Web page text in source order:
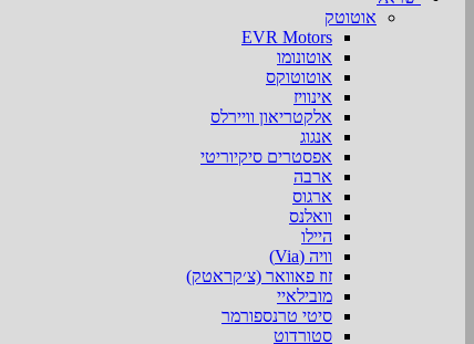
אוטוטק
EVR Motors
אוטונומו
אוטוטוקס
אינוויז
אלקטריאון וויירלס
אנגוג
אפסטרים סיקיוריטי
ארבה
ארגוס
וואלנס
היילו
וויה (Via)
זוז פאוואר (צ׳קראטק)
מובילאיי
סיטי טרנספורמר
סטורדוט